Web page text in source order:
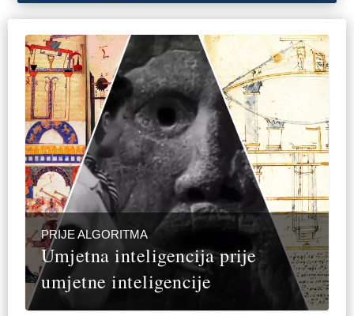
PRIJE ALGORITMA
Umjetna inteligencija prije
umjetne inteligencije